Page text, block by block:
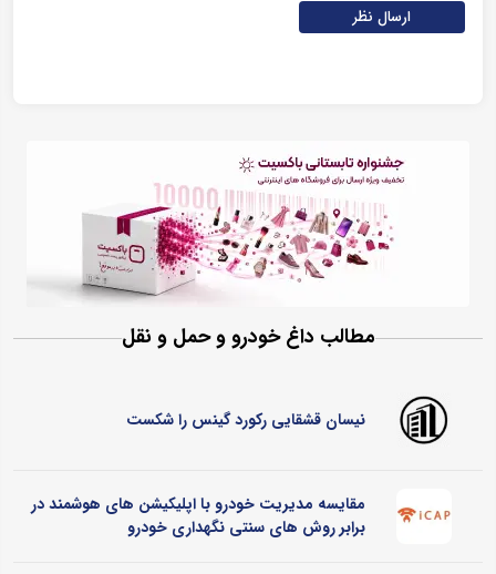
ارسال نظر
مطالب داغ خودرو و حمل و نقل
نیسان قشقایی رکورد گینس را شکست
مقایسه مدیریت خودرو با اپلیکیشن های هوشمند در
برابر روش های سنتی نگهداری خودرو